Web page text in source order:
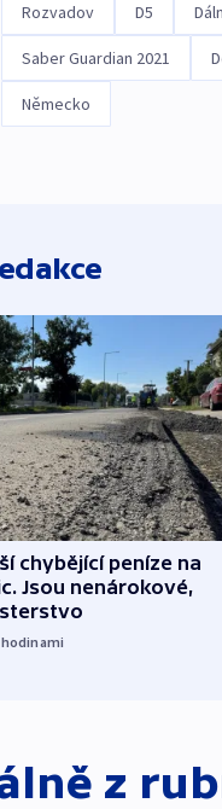
Rozvadov D5
Saber Guardian 2021
Německo
chybějící peníze na
Jsou nenárokové,
hodinami
z